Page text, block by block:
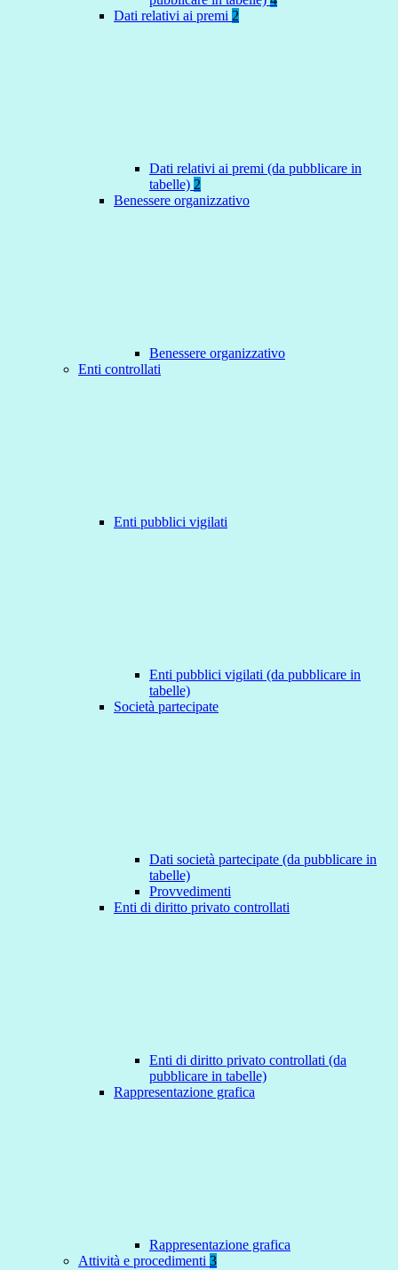
Dati relativi ai premi 2
Dati relativi ai premi (da pubblicare in
tabelle) 2
Benessere organizzativo
Benessere organizzativo
Enti controllati
Enti pubblici vigilati
Enti pubblici vigilati (da pubblicare in
tabelle)
Società partecipate
Dati società partecipate (da pubblicare in
tabelle)
Provvedimenti
Enti di diritto privato controllati
Enti di diritto privato controllati (da
pubblicare in tabelle)
Rappresentazione grafica
Rappresentazione grafica
Attività e procedimenti 3